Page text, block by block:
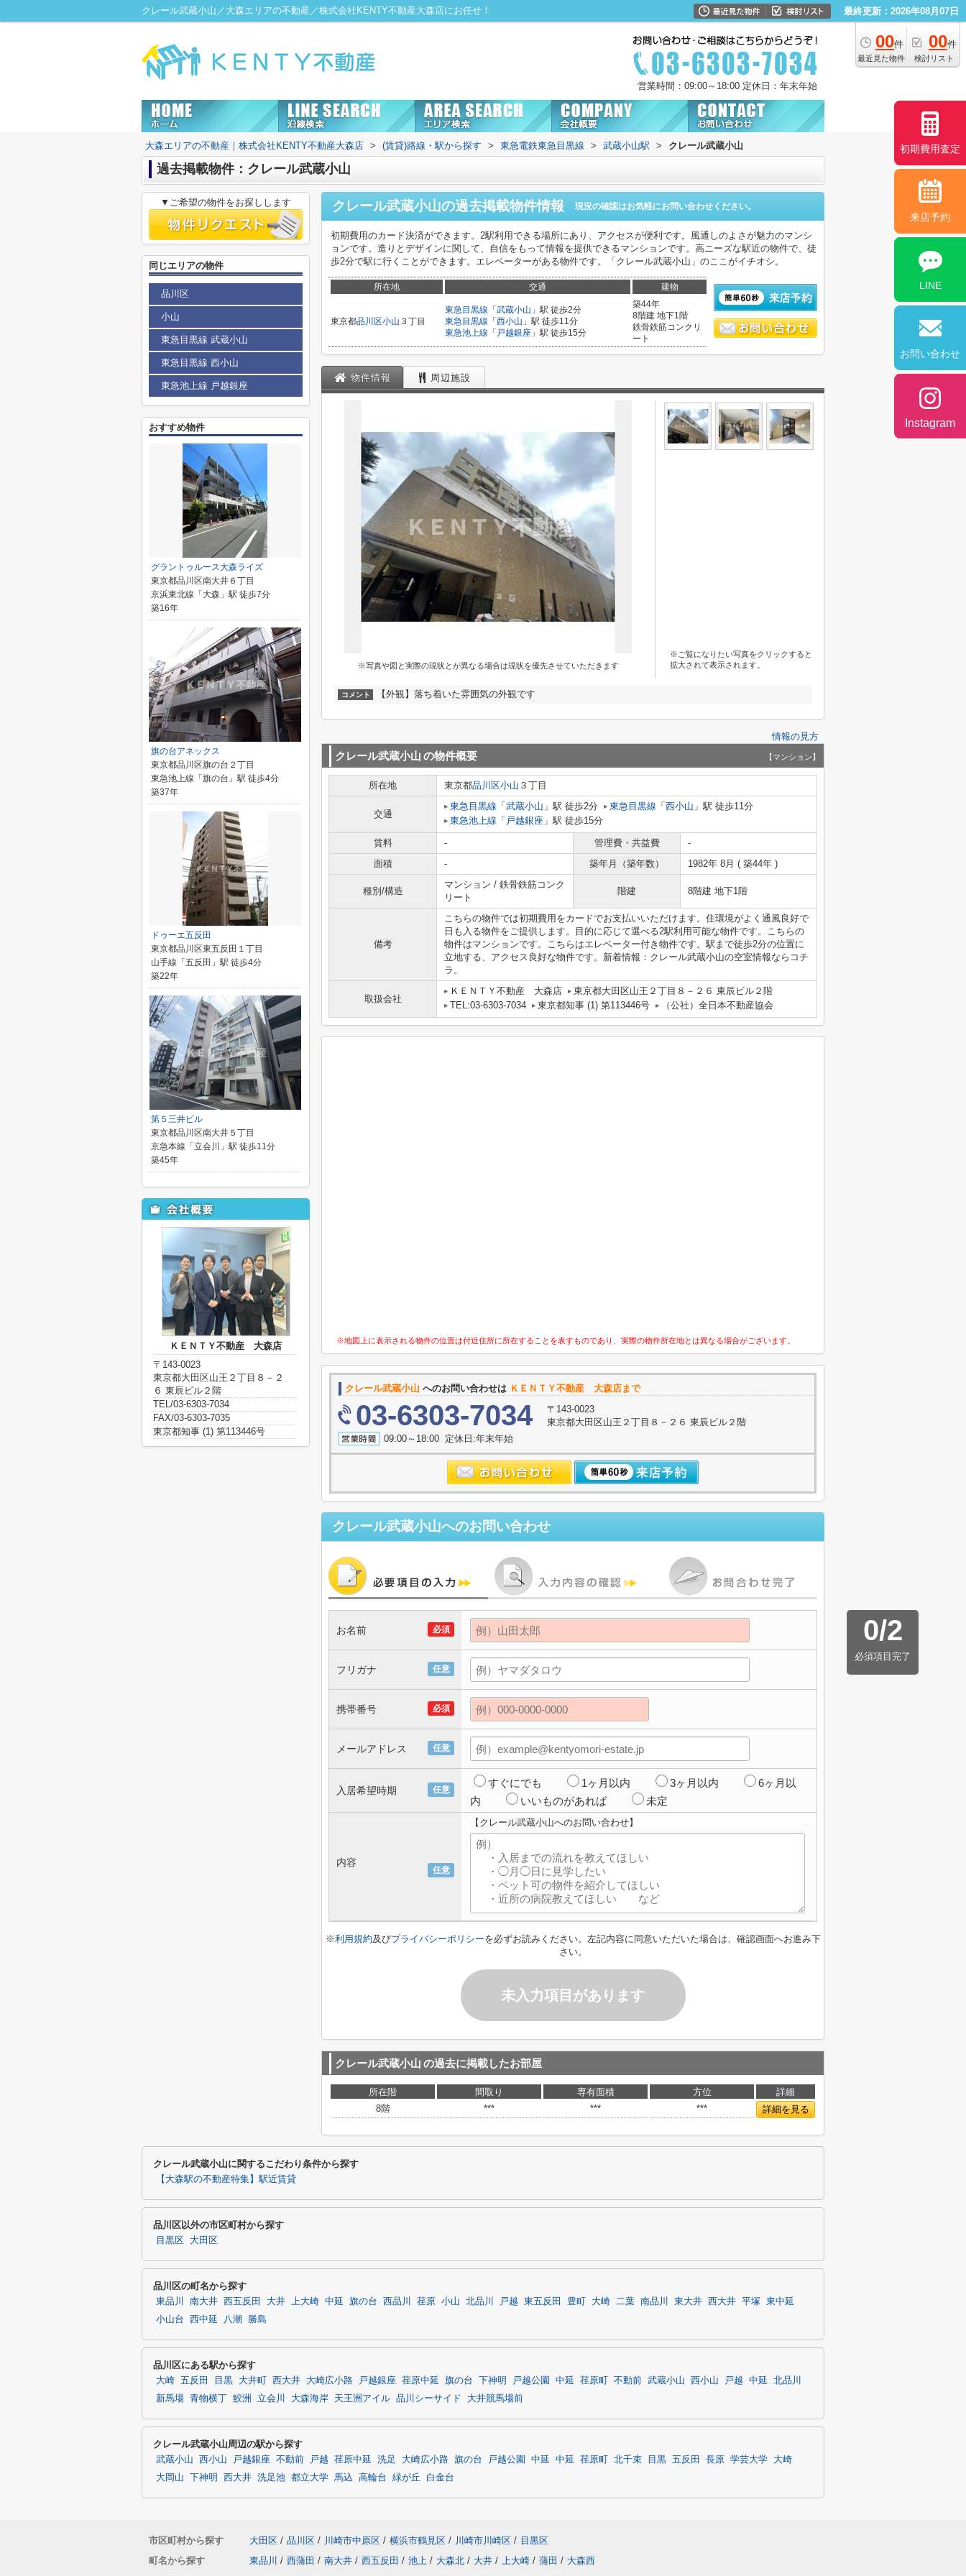
クレール武蔵小山／大森エリアの不動産／株式会社KENTY不動産大森店にお任せ！ 最終更新：2026年08月07日
00件
最近見た物件
00件
検討リスト
営業時間：09:00～18:00 定休日：年末年始
大森エリアの不動産｜株式会社KENTY不動産大森店 > (賃貸)路線・駅から探す > 東急電鉄東急目黒線 > 武蔵小山駅 > クレール武蔵小山
過去掲載物件：クレール武蔵小山
クレール武蔵小山の過去掲載物件情報 現況の確認はお気軽にお問い合わせください。
初期費用のカード決済ができます。2駅利用できる場所にあり、アクセスが便利です。風通しのよさが魅力のマンシ
ョンです。造りとデザインに関して、自信をもって情報を提供できるマンションです。高ニーズな駅近の物件で、徒
歩2分で駅に行くことができます。エレベーターがある物件です。「クレール武蔵小山」のここがイチオシ。
所在地 交通 建物
東京都品川区小山 ３丁目
東急目黒線 「 武蔵小山 」駅 徒歩2分
東急目黒線 「 西小山 」駅 徒歩11分
東急池上線 「 戸越銀座 」駅 徒歩15分
築44年
8階建 地下1階
鉄骨鉄筋コンクリ
ート
物件情報 周辺施設
※写真や図と実際の現状とが異なる場合は現状を優先させていただきます
※ご覧になりたい写真をクリックすると
拡大されて表示されます。
コメント 【外観】落ち着いた雰囲気の外観です
情報の見方
クレール武蔵小山 の物件概要 【マンション】
所在地 東京都品川区小山 ３丁目
交通
東急目黒線 「 武蔵小山 」駅 徒歩2分 東急目黒線 「 西小山 」駅 徒歩11分
東急池上線 「 戸越銀座 」駅 徒歩15分
賃料 - 管理費・共益費
-
面積
- 築年月（築年数） 1982年 8月 ( 築44年 )
種別/構造
マンション / 鉄骨鉄筋コンク
リート
階建 8階建 地下1階
備考
こちらの物件では初期費用をカードでお支払いいただけます。住環境がよく通風良好で
日も入る物件をご提供します。目的に応じて選べる2駅利用可能な物件です。こちらの
物件はマンションです。こちらはエレベーター付き物件です。駅まで徒歩2分の位置に
立地する、アクセス良好な物件です。新着情報：クレール武蔵小山の空室情報ならコチ
ラ。
取扱会社
ＫＥＮＴＹ不動産 大森店
東京都大田区山王２丁目８－２６ 東辰ビル２階
TEL:03-6303-7034
東京都知事 (1) 第113446号 （公社）全日本不動産協会
※地図上に表示される物件の位置は付近住所に所在することを表すものであり、実際の物件所在地とは異なる場合がございます。
クレール武蔵小山 へのお問い合わせは ＫＥＮＴＹ不動産 大森店まで
03-6303-7034
〒143-0023
東京都大田区山王２丁目８－２６ 東辰ビル２階
09:00～18:00 定休日:年末年始
クレール武蔵小山へのお問い合わせ
0/2
必須項目完了
必須
お名前
任意
フリガナ
必須
携帯番号
任意
メールアドレス
任意
入居希望時期
すぐにでも 1ヶ月以内 3ヶ月以内
6ヶ月以
内
いいものがあれば 未定
任意
内容
【クレール武蔵小山へのお問い合わせ】
※利用規約及びプライバシーポリシーを必ずお読みください。左記内容に同意いただいた場合は、確認画面へお進み下
さい。
未入力項目があります
クレール武蔵小山 の過去に掲載したお部屋
所在階 間取り 専有面積 方位
詳細
8階
*** *** *** 詳細を見る
▼ご希望の物件をお探しします
同じエリアの物件
品川区
小山
東急目黒線 武蔵小山
東急目黒線 西小山
東急池上線 戸越銀座
おすすめ物件
グラントゥルース大森ライズ
東京都品川区南大井６丁目
京浜東北線「大森」駅 徒歩7分
築16年
旗の台アネックス
東京都品川区旗の台２丁目
東急池上線「旗の台」駅 徒歩4分
築37年
ドゥーエ五反田
東京都品川区東五反田１丁目
山手線「五反田」駅 徒歩4分
築22年
第５三井ビル
東京都品川区南大井５丁目
京急本線「立会川」駅 徒歩11分
築45年
ＫＥＮＴＹ不動産 大森店
〒143-0023
東京都大田区山王２丁目８－２
６ 東辰ビル２階
TEL/03-6303-7034
FAX/03-6303-7035
東京都知事 (1) 第113446号
クレール武蔵小山に関するこだわり条件から探す
【大森駅の不動産特集】駅近賃貸
品川区以外の市区町村から探す
目黒区 大田区
品川区の町名から探す
東品川 南大井 西五反田 大井 上大崎 中延 旗の台 西品川 荏原 小山 北品川 戸越 東五反田 豊町 大崎 二葉 南品川 東大井 西大井 平塚 東中延
小山台
西中延 八潮 勝島
品川区にある駅から探す
大崎 五反田 目黒 大井町 西大井 大崎広小路 戸越銀座 荏原中延 旗の台 下神明 戸越公園 中延 荏原町 不動前 武蔵小山 西小山 戸越 中延
北品川
新馬場 青物横丁 鮫洲 立会川 大森海岸 天王洲アイル 品川シーサイド 大井競馬場前
クレール武蔵小山周辺の駅から探す
武蔵小山 西小山 戸越銀座 不動前 戸越 荏原中延 洗足 大崎広小路 旗の台 戸越公園 中延 中延 荏原町 北千束 目黒 五反田 長原 学芸大学
大崎
大岡山
下神明 西大井 洗足池 都立大学 馬込 高輪台 緑が丘 白金台
市区町村から探す 大田区 / 品川区 / 川崎市中原区 / 横浜市鶴見区 / 川崎市川崎区 / 目黒区
町名から探す
東品川 / 西蒲田 / 南大井 / 西五反田 / 池上 / 大森北 / 大井 / 上大崎 / 蒲田 / 大森西
初期費用査定
来店予約
LINE
お問い合わせ
Instagram